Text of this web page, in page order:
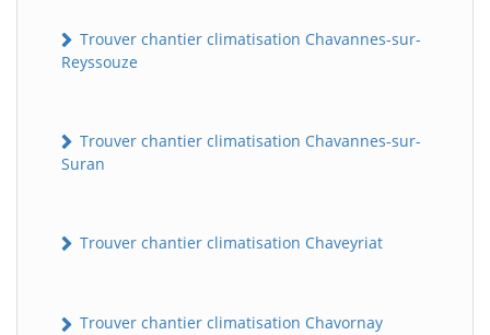
Trouver chantier climatisation Chavannes-sur-
Reyssouze
Trouver chantier climatisation Chavannes-sur-
Suran
Trouver chantier climatisation Chaveyriat
Trouver chantier climatisation Chavornay